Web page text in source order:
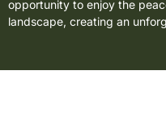
opportunity to enjoy the
landscape, creating an